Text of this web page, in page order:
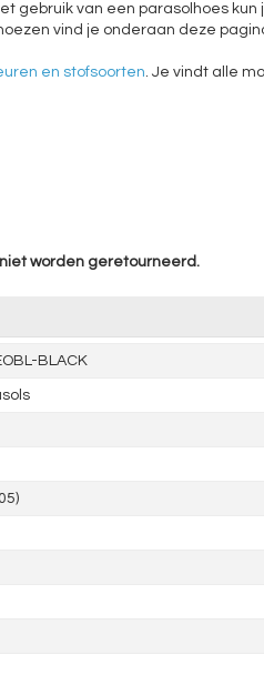
gebruik van een parasolhoes kun
vind je onderaan deze
en stofsoorten. Je vindt alle
worden geretourneerd.
BLACK